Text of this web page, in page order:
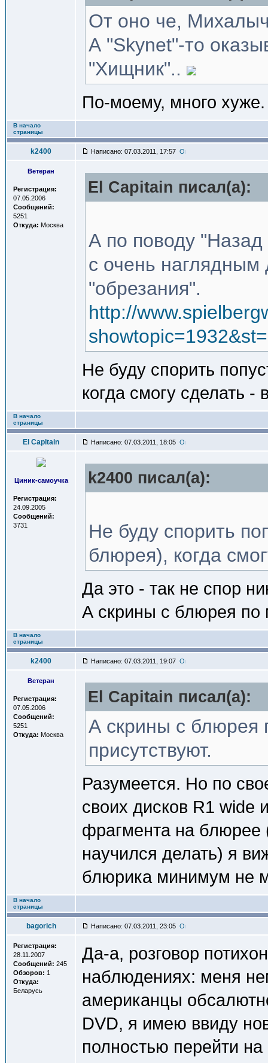
От оно че,
А "Skynet"-то
"Хищник"..
По-моему, много
В начало
страницы
k2400 Написано: 07.03.2011, 17:57
Ветеран
Регистрация:
07.05.2006
Сообщений:
5251
Откуда: Москва
El Capitain писал(a):
А по поводу
с очень наглядным
"обрезания".
http://
Не буду спорить
когда смогу сделать -
В начало
страницы
El Capitain Написано: 07.03.2011, 18:05
Циник-самоучка
Регистрация:
24.09.2005
Сообщений:
3731
k2400 писал(a):
Не буду спорить
блюрея), когда
Да это - так не спор
А скрины с блюрея по
В начало
страницы
k2400 Написано: 07.03.2011, 19:07
Ветеран
Регистрация:
07.05.2006
Сообщений:
5251
Откуда: Москва
El Capitain писал(a):
А скрины с блюрея
присутствуют.
Разумеется. Но по
своих дисков R1 wide
фрагмента на блюрее
научился делать) я
блюрика минимум не
В начало
страницы
bagorich Написано: 07.03.2011, 23:05
Регистрация:
28.11.2007
Сообщений: 245
Обзоров: 1
Откуда:
Беларусь
Да-а, розговор
наблюдениях: меня
американцы
DVD, я имею ввиду
полностью перейти